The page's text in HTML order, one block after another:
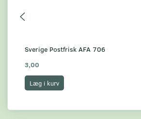
Sverige Postfrisk AFA 706
3,00
Læg i kurv